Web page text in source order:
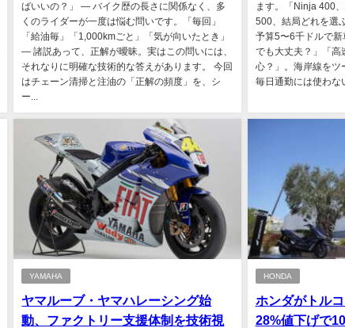
ばいいの？」 ― バイク歴の長さに関係なく、多
くのライダーが一度は悩む問いです。「毎回」
「給油毎」「1,000kmごと」「気が向いたとき」
― 諸説あって、正解が曖昧。実はこの問いには、
それなりに明確な技術的な答えがあります。 今回
はチェーン清掃と注油の「正解の頻度」を、シ
ー...
ます。「Ninja 400
500、結局どれを選
予算5〜6千ドルで
でも大丈夫？」「高
心？」。海岸線をツ
毎日通勤には使わな
YAMAHA
ヤマルーブ・ヤマハレーシング始
動、ファクトリー支援体制を技術視
HONDA
ホンダがトル
28%値下げで